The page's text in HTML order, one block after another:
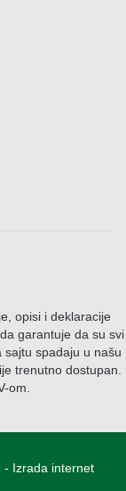
opisi i deklaracije
garantuje da su svi
sajtu spadaju u našu
trenutno dostupan.
om.
- Izrada internet